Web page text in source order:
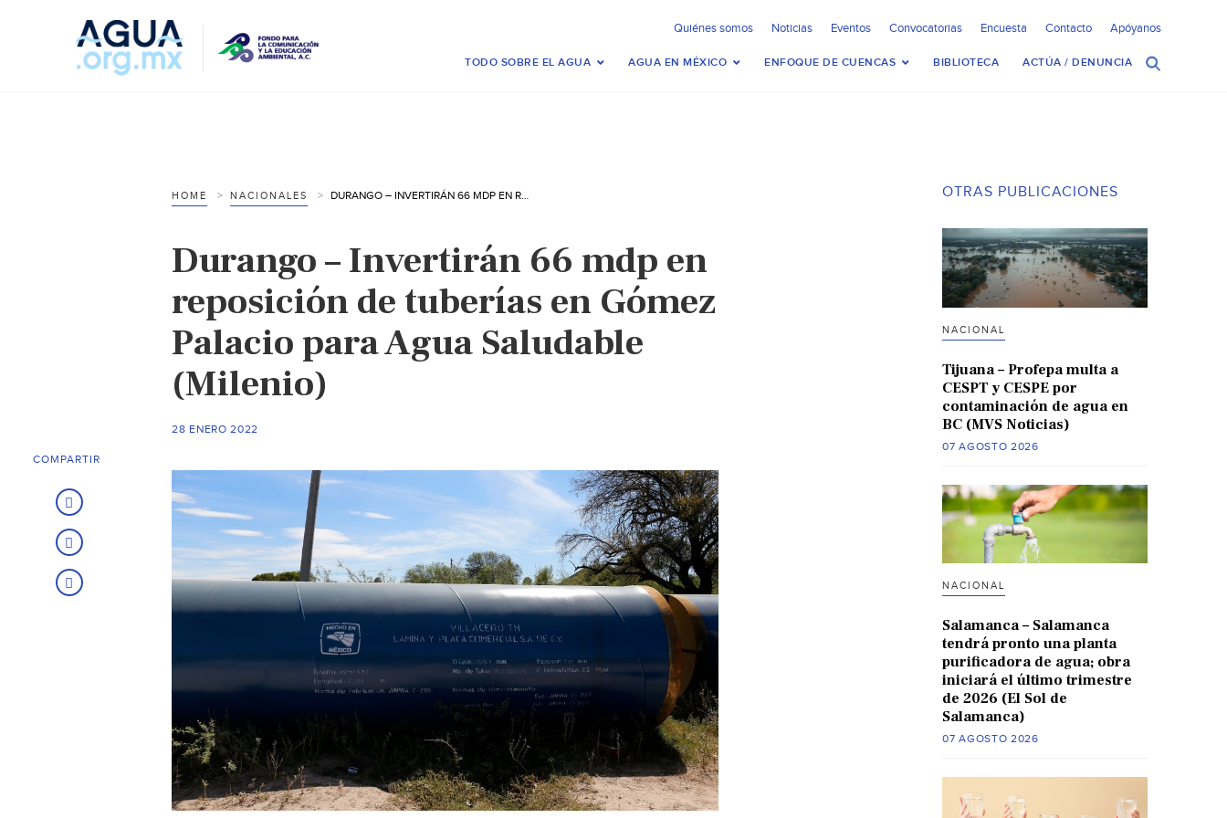
Quiénes somos Noticias Eventos Convocatorias Encuesta Contacto Apóyanos
TODO SOBRE EL AGUA AGUA EN MÉXICO ENFOQUE DE CUENCAS BIBLIOTECA ACTÚA / DENUNCIA
HOME NACIONALES DURANGO – INVERTIRÁN 66 MDP EN REPOSICIÓN DE TUBERÍAS EN GÓMEZ PALACIO PARA AGUA SALUDABLE (MILENIO)
Durango – Invertirán 66 mdp en
reposición de tuberías en Gómez
Palacio para Agua Saludable
(Milenio)
28 ENERO 2022
COMPARTIR
OTRAS PUBLICACIONES
NACIONAL
Tijuana – Profepa multa a
CESPT y CESPE por
contaminación de agua en
BC (MVS Noticias)
07 AGOSTO 2026
NACIONAL
Salamanca – Salamanca
tendrá pronto una planta
purificadora de agua; obra
iniciará el último trimestre
de 2026 (El Sol de
Salamanca)
07 AGOSTO 2026